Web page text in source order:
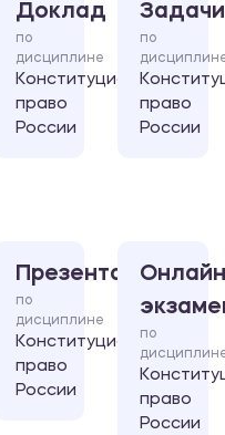
Доклад
по
дисциплине
Конституционное
право
России
Задачи
по
право
России
Презентация
по
дисциплине
Конституционное
право
России
по
право
России